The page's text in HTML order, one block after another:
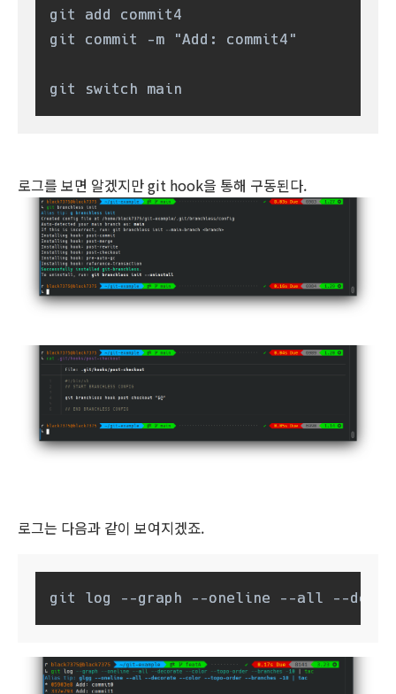
git add commit4
git commit -m "Add: commit4"
git switch main
로그를 보면 알겠지만 git hook을 통해 구동된다.
로그는 다음과 같이 보여지겠죠.
git log --graph --oneline --all --